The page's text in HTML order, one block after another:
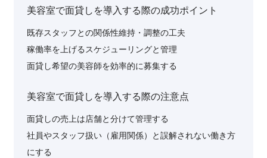
美容室で面貸しを導入する際の成功ポイント
既存スタッフとの関係性維持・調整の工夫
稼働率を上げるスケジューリングと管理
面貸し希望の美容師を効率的に募集する
美容室で面貸しを導入する際の注意点
面貸しの売上は店舗と分けて管理する
社員やスタッフ扱い（雇用関係）と誤解されない働き方
にする